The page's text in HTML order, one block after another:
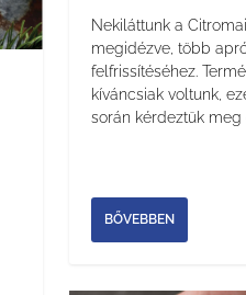
Nekiláttunk a
megidézve, több
felfrissítéséhez.
kíváncsiak voltunk,
során kérdeztük meg
BŐVEBBEN